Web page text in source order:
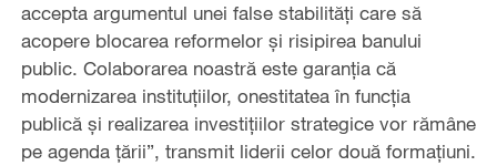
accepta argumentul unei false stabilităţi care să
acopere blocarea reformelor şi risipirea banului
public. Colaborarea noastră este garanţia că
modernizarea instituţiilor, onestitatea în funcţia
publică şi realizarea investiţiilor strategice vor rămâne
pe agenda ţării”, transmit liderii celor două formaţiuni.